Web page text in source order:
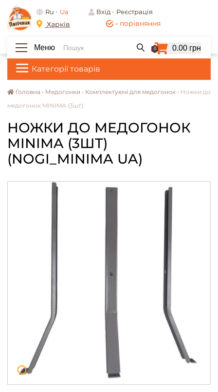
- порівняння
Ru Ua Вхід Реєстрація
Харків
Категорії товарів
Меню 0 0.00 грн
Головна • Медогонки • Комплектуючі для медогонок • Ножки до
медогонок MINIMA (3шт)
НОЖКИ ДО МЕДОГОНОК
MINIMA (3ШТ)
(NOGI_MINIMA UA)